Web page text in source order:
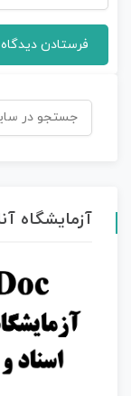
جستجو
برای:
آزمایشگاه